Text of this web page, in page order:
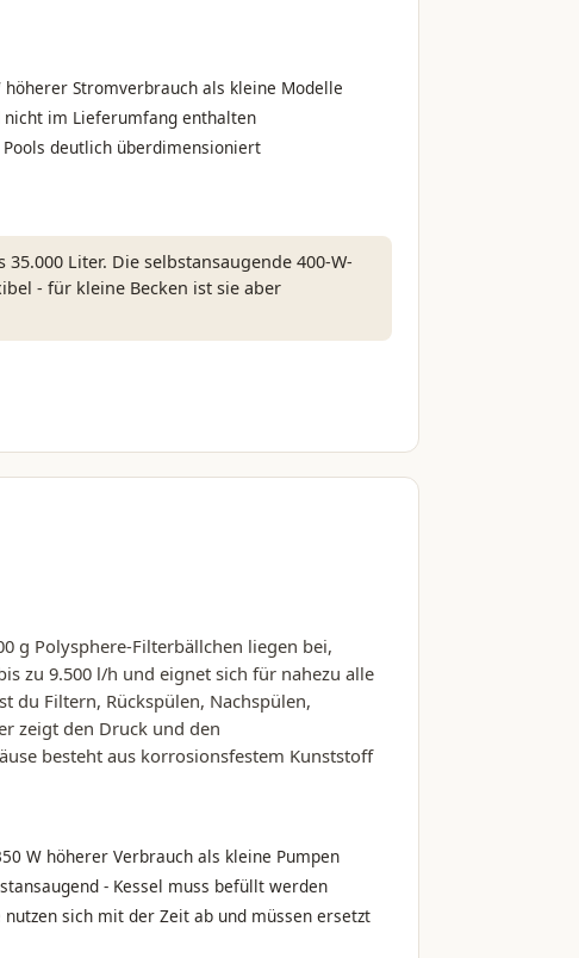
höherer Stromverbrauch als kleine Modelle
nicht im Lieferumfang enthalten
Pools deutlich überdimensioniert
Liter. Die selbstansaugende 400-W-
- für kleine Becken ist sie aber
g Polysphere-Filterbällchen liegen bei,
zu 9.500 l/h und eignet sich für nahezu alle
du Filtern, Rückspülen, Nachspülen,
zeigt den Druck und den
besteht aus korrosionsfestem Kunststoff
W höherer Verbrauch als kleine Pumpen
- Kessel muss befüllt werden
sich mit der Zeit ab und müssen ersetzt